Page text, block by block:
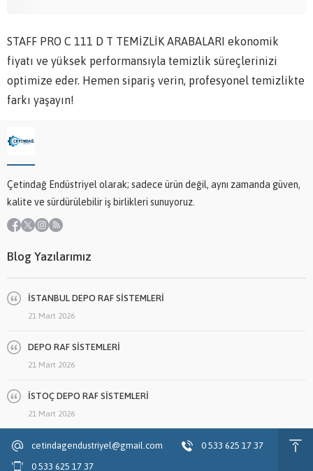
STAFF PRO C 111 D T TEMİZLİK ARABALARI ekonomik
fiyatı ve yüksek performansıyla temizlik süreçlerinizi
optimize eder. Hemen sipariş verin, profesyonel temizlikte
farkı yaşayın!
Çetindağ Endüstriyel olarak; sadece ürün değil, aynı zamanda güven,
kalite ve sürdürülebilir iş birlikleri sunuyoruz.
Blog Yazılarımız
İSTANBUL DEPO RAF SİSTEMLERİ
21 Mart 2026
DEPO RAF SİSTEMLERİ
21 Mart 2026
İSTOÇ DEPO RAF SİSTEMLERİ
21 Mart 2026
cetindagendustriyel@gmail.com
0 533 625 17 37
0 533 625 17 37